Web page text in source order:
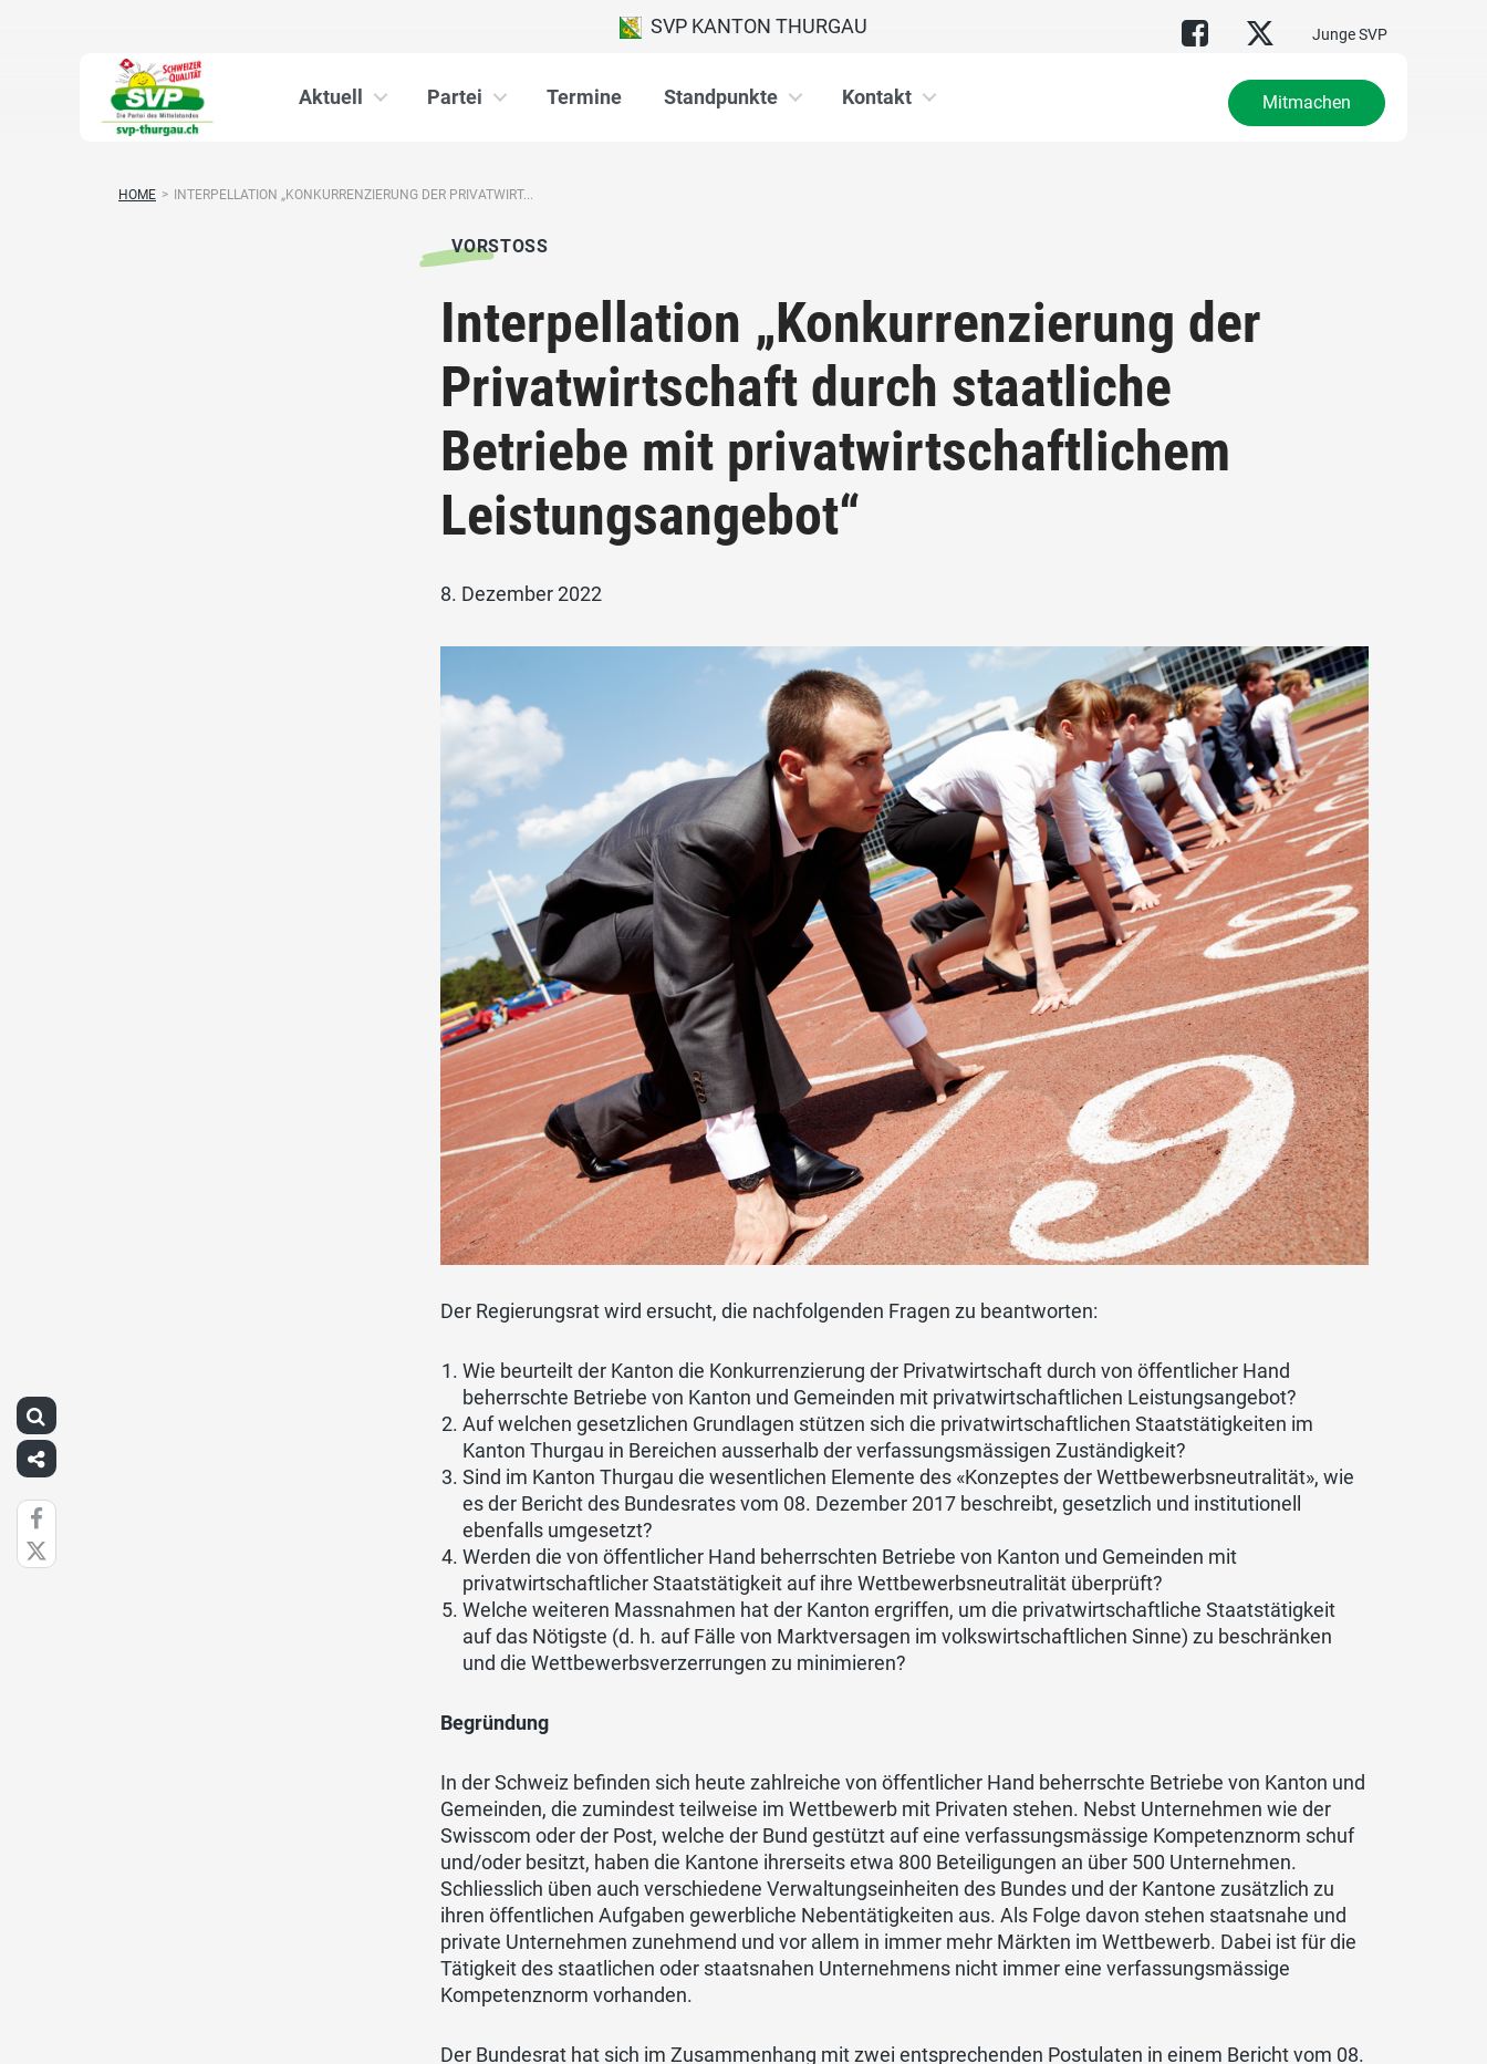
Junge SVP
SVP KANTON THURGAU
Aktuell Partei Termine Standpunkte Kontakt Mitmachen
HOME > INTERPELLATION „KONKURRENZIERUNG DER PRIVATWIRT...
VORSTOSS
Interpellation „Konkurrenzierung der
Privatwirtschaft durch staatliche
Betriebe mit privatwirtschaftlichem
Leistungsangebot“
8. Dezember 2022
Der Regierungsrat wird ersucht, die nachfolgenden Fragen zu beantworten:
Wie beurteilt der Kanton die Konkurrenzierung der Privatwirtschaft durch von öffentlicher Hand
beherrschte Betriebe von Kanton und Gemeinden mit privatwirtschaftlichen Leistungsangebot?
Auf welchen gesetzlichen Grundlagen stützen sich die privatwirtschaftlichen Staatstätigkeiten im
Kanton Thurgau in Bereichen ausserhalb der verfassungsmässigen Zuständigkeit?
Sind im Kanton Thurgau die wesentlichen Elemente des «Konzeptes der Wettbewerbsneutralität», wie
es der Bericht des Bundesrates vom 08. Dezember 2017 beschreibt, gesetzlich und institutionell
ebenfalls umgesetzt?
Werden die von öffentlicher Hand beherrschten Betriebe von Kanton und Gemeinden mit
privatwirtschaftlicher Staatstätigkeit auf ihre Wettbewerbsneutralität überprüft?
Welche weiteren Massnahmen hat der Kanton ergriffen, um die privatwirtschaftliche Staatstätigkeit
auf das Nötigste (d. h. auf Fälle von Marktversagen im volkswirtschaftlichen Sinne) zu beschränken
und die Wettbewerbsverzerrungen zu minimieren?
Begründung
In der Schweiz befinden sich heute zahlreiche von öffentlicher Hand beherrschte Betriebe von Kanton und
Gemeinden, die zumindest teilweise im Wettbewerb mit Privaten stehen. Nebst Unternehmen wie der
Swisscom oder der Post, welche der Bund gestützt auf eine verfassungsmässige Kompetenznorm schuf
und/oder besitzt, haben die Kantone ihrerseits etwa 800 Beteiligungen an über 500 Unternehmen.
Schliesslich üben auch verschiedene Verwaltungseinheiten des Bundes und der Kantone zusätzlich zu
ihren öffentlichen Aufgaben gewerbliche Nebentätigkeiten aus. Als Folge davon stehen staatsnahe und
private Unternehmen zunehmend und vor allem in immer mehr Märkten im Wettbewerb. Dabei ist für die
Tätigkeit des staatlichen oder staatsnahen Unternehmens nicht immer eine verfassungsmässige
Kompetenznorm vorhanden.
Der Bundesrat hat sich im Zusammenhang mit zwei entsprechenden Postulaten in einem Bericht vom 08.